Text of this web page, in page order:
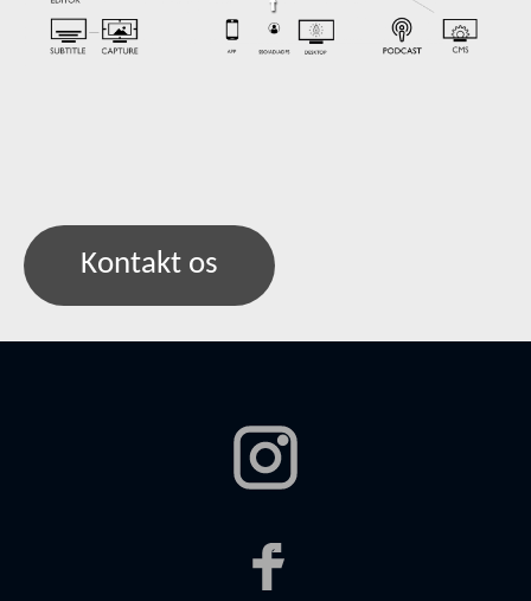
Kontakt os